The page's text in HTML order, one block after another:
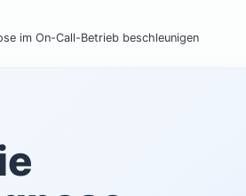
im On-Call-Betrieb beschleunigen